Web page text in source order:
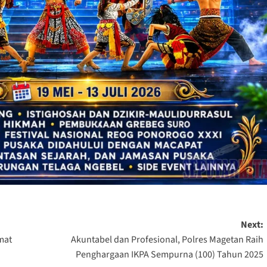
Next:
Akuntabel dan Profesional, Polres Magetan Raih
Penghargaan IKPA Sempurna (100) Tahun 2025